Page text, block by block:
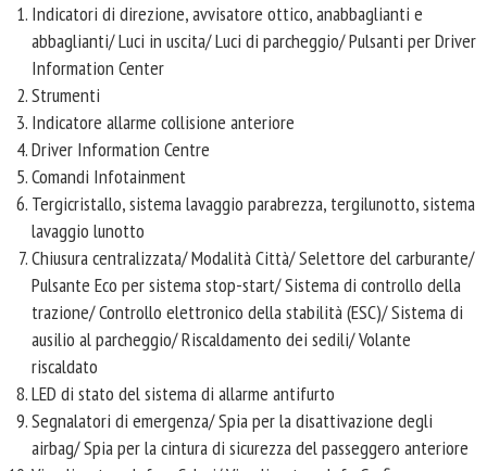
Indicatori di direzione, avvisatore ottico, anabbaglianti e
abbaglianti/ Luci in uscita/ Luci di parcheggio/ Pulsanti per Driver
Information Center
Strumenti
Indicatore allarme collisione anteriore
Driver Information Centre
Comandi Infotainment
Tergicristallo, sistema lavaggio parabrezza, tergilunotto, sistema
lavaggio lunotto
Chiusura centralizzata/ Modalità Città/ Selettore del carburante/
Pulsante Eco per sistema stop-start/ Sistema di controllo della
trazione/ Controllo elettronico della stabilità (ESC)/ Sistema di
ausilio al parcheggio/ Riscaldamento dei sedili/ Volante
riscaldato
LED di stato del sistema di allarme antifurto
Segnalatori di emergenza/ Spia per la disattivazione degli
airbag/ Spia per la cintura di sicurezza del passeggero anteriore